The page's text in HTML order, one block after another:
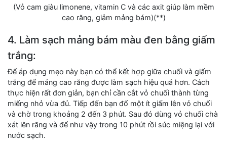
(Vỏ cam giàu limonene, vitamin C và các axit giúp làm mềm
cao răng, giảm mảng bám)(**)
4. Làm sạch mảng bám màu đen bằng giấm
trắng:
Để áp dụng mẹo này bạn có thể kết hợp giữa chuối và giấm
trắng để mảng cao răng được làm sạch hiệu quả hơn. Cách
thực hiện rất đơn giản, bạn chỉ cần cắt vỏ chuối thành từng
miếng nhỏ vừa đủ. Tiếp đến bạn đổ một ít giấm lên vỏ chuối
và chờ trong khoảng 2 đến 3 phút. Sau đó dùng vỏ chuối chà
xát lên răng và để như vậy trong 10 phút rồi súc miệng lại với
nước sạch.